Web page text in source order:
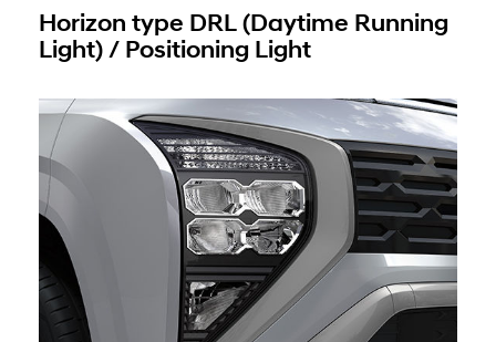
Horizon type DRL (Daytime Running
Light) / Positioning Light